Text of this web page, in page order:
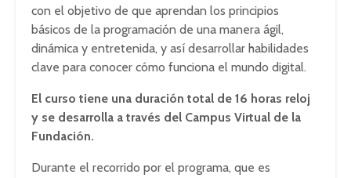
con el objetivo de que aprendan los principios
básicos de la programación de una manera ágil,
dinámica y entretenida, y así desarrollar habilidades
clave para conocer cómo funciona el mundo digital.
El curso tiene una duración total de 16 horas reloj
y se desarrolla a través del Campus Virtual de la
Fundación.
Durante el recorrido por el programa, que es